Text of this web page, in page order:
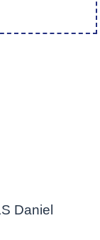
Daniel